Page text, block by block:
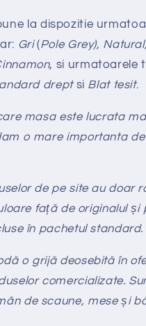
la dispozitie
Gri (Pole Grey),
, si urmatoarele
drept si Blat tesit.
masa este lucrata
o mare importanta
de pe site au doar
față de originalul și
în pachetul standard.
o grijă deosebită în
comercializate.
de scaune, mese și